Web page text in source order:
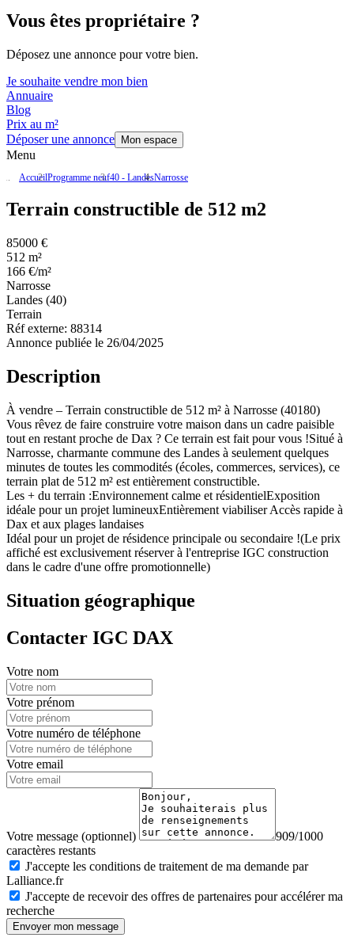
Vous êtes propriétaire ?
Déposez une annonce pour votre bien.
Je souhaite vendre mon bien
Annuaire
Blog
Prix au m²
Déposer une annonce
Mon espace
Menu
AccueilProgramme neuf40 - LandesNarrosse
Terrain constructible de 512 m2
85000 €
512 m²
166 €/m²
Narrosse
Landes (40)
Terrain
Réf externe: 88314
Annonce publiée le 26/04/2025
Description
À vendre – Terrain constructible de 512 m² à Narrosse (40180)
Vous rêvez de faire construire votre maison dans un cadre paisible
tout en restant proche de Dax ? Ce terrain est fait pour vous !Situé à
Narrosse, charmante commune des Landes à seulement quelques
minutes de toutes les commodités (écoles, commerces, services), ce
terrain plat de 512 m² est entièrement constructible.
Les + du terrain :Environnement calme et résidentielExposition
idéale pour un projet lumineuxEntièrement viabiliser Accès rapide à
Dax et aux plages landaises
Idéal pour un projet de résidence principale ou secondaire !(Le prix
affiché est exclusivement réserver à l'entreprise IGC construction
dans le cadre d'une offre promotionnelle)
Situation géographique
Contacter IGC DAX
Votre nom
Votre prénom
Votre numéro de téléphone
Votre email
Votre message (optionnel)
909/1000
caractères restants
J'accepte les conditions de traitement de ma demande par
Lalliance.fr
J'accepte de recevoir des offres de partenaires pour accélérer ma
recherche
Envoyer mon message